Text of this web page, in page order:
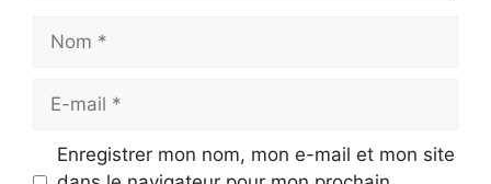
mail
Enregistrer mon nom, mon e-mail et mon site